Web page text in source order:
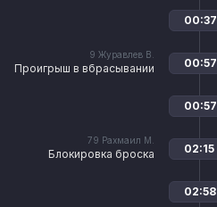
00:37
9 Журавлев В.
Проигрыш в вбрасывании 00:57
00:57
79 Рахмаил М.
Блокировка броска 02:15
02:58